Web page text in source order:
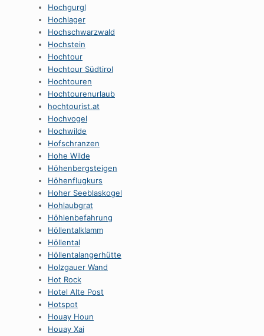
Hochgurgl
Hochlager
Hochschwarzwald
Hochstein
Hochtour
Hochtour Südtirol
Hochtouren
Hochtourenurlaub
hochtourist.at
Hochvogel
Hochwilde
Hofschranzen
Hohe Wilde
Höhenbergsteigen
Höhenflugkurs
Hoher Seeblaskogel
Hohlaubgrat
Höhlenbefahrung
HöllentaIklamm
Höllental
Höllentalangerhütte
Holzgauer Wand
Hot Rock
Hotel Alte Post
Hotspot
Houay Houn
Houay Xai